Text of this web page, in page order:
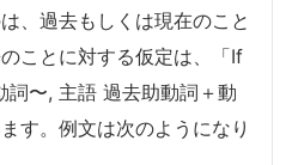
、過去もしくは現在のこと
ことに対する仮定は、「If
〜, 主語 過去助動詞＋動
す。例文は次のようになり